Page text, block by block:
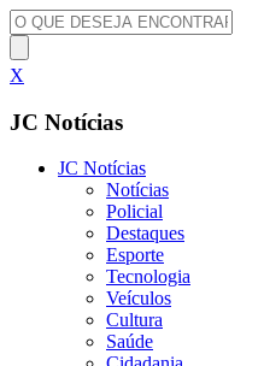
X
JC Notícias
JC Notícias
Notícias
Policial
Destaques
Esporte
Tecnologia
Veículos
Cultura
Saúde